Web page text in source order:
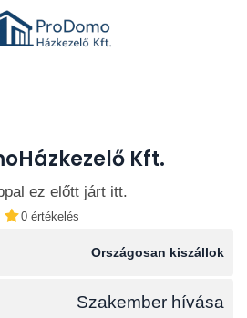
Kft.
ez előtt járt itt.
0 értékelés
Országosan kiszállok
Szakember hívása